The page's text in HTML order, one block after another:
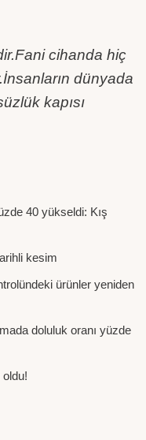
cihanda hiç
dünyada
kapısı
40 yükseldi: Kış
kesim
ürünler yeniden
doluluk oranı yüzde